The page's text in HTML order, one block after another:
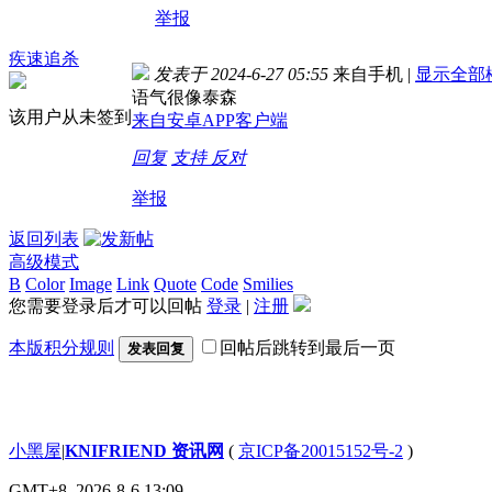
举报
疾速追杀
该用户从未签到
发表于 2024-6-27 05:55 来自手机 | 显示全部
语气很像泰森
来自安卓APP客户端
回复 支持 反对
举报
返回列表
高级模式
B Color Image Link Quote Code Smilies
您需要登录后才可以回帖 登录 | 注册
本版积分规则 发表回复 回帖后跳转到最后一页
小黑屋|KNIFRIEND 资讯网 ( 京ICP备20015152号-2 )